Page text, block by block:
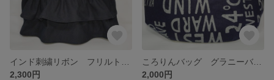
2,300円
2,000円